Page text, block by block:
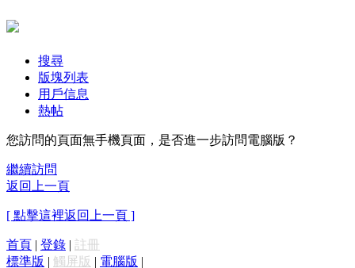
搜尋
版塊列表
用戶信息
熱帖
您訪問的頁面無手機頁面，是否進一步訪問電腦版？
繼續訪問
返回上一頁
[ 點擊這裡返回上一頁 ]
首頁 | 登錄 | 註冊
標準版 | 觸屏版 | 電腦版 |